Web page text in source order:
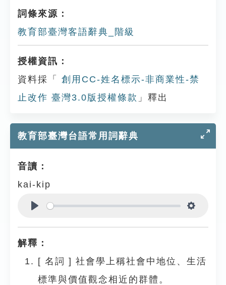
詞條來源：
教育部臺灣客語辭典_階級
授權資訊：
資料採「
創用CC-姓名標示-非商業性-禁
止改作 臺灣3.0版授權條款 」釋出
教育部臺灣台語常用詞辭典
音讀：
kai-kip
解釋：
[ 名詞 ] 社會學上稱社會中地位、生活
標準與價值觀念相近的群體。